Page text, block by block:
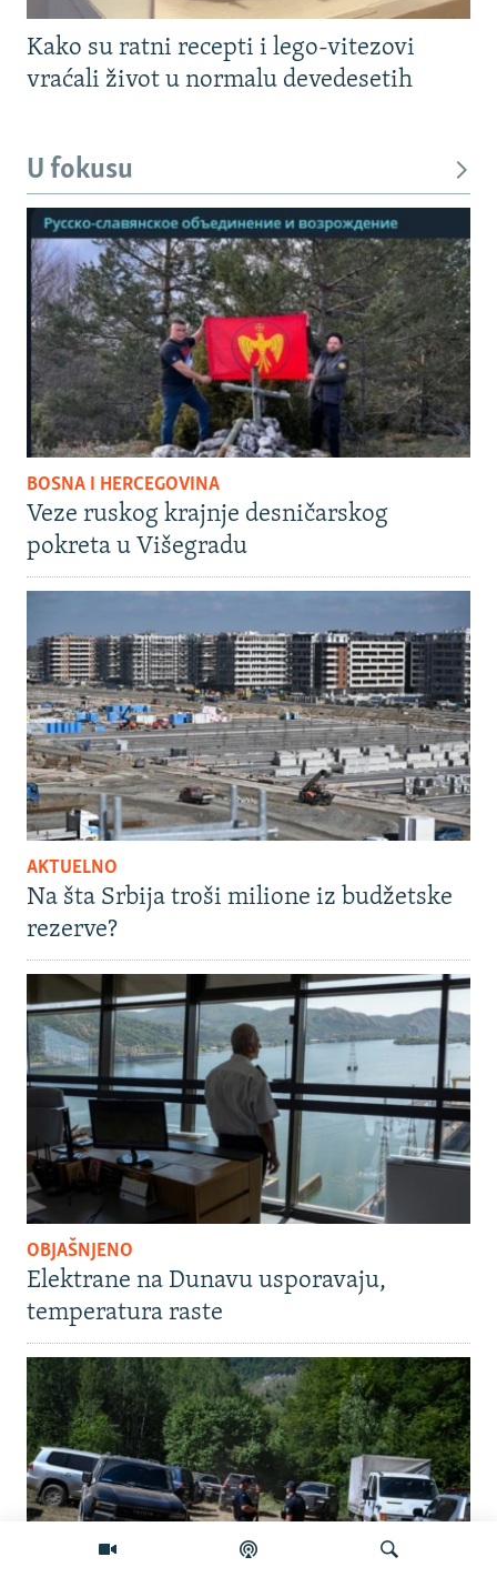
Kako su ratni recepti i lego-vitezovi
vraćali život u normalu devedesetih
U fokusu
BOSNA I HERCEGOVINA
Veze ruskog krajnje desničarskog
pokreta u Višegradu
AKTUELNO
Na šta Srbija troši milione iz budžetske
rezerve?
OBJAŠNJENO
Elektrane na Dunavu usporavaju,
temperatura raste